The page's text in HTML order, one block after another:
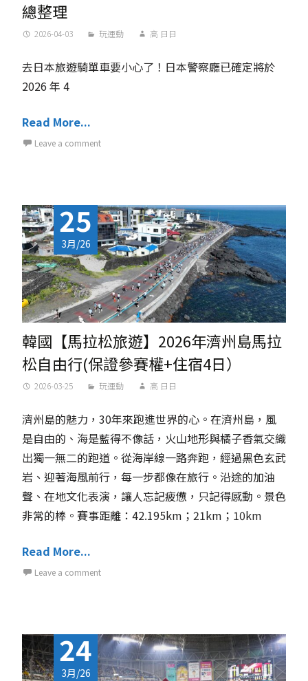
總整理
2026-04-03 玩運動 高 日日
去日本旅遊騎單車要小心了！日本警察廳已確定將於
2026 年 4
Read More...
Leave a comment
25
3月/26
韓國【馬拉松旅遊】2026年濟州島馬拉
松自由行(保證參賽權+住宿4日）
2026-03-25 玩運動 高 日日
濟州島的魅力，30年來跑進世界的心。在濟州島，風
是自由的、海是藍得不像話，火山地形與橘子香氣交織
出獨一無二的跑道。從海岸線一路奔跑，經過黑色玄武
岩、迎著海風前行，每一步都像在旅行。沿途的加油
聲、在地文化表演，讓人忘記疲憊，只記得感動。景色
非常的棒。賽事距離：42.195km；21km；10km
Read More...
Leave a comment
24
3月/26